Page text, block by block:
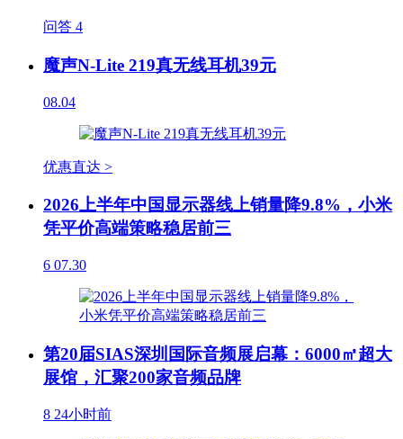
问答 4
魔声N-Lite 219真无线耳机39元
08.04
优惠直达 >
2026上半年中国显示器线上销量降9.8%，小米
凭平价高端策略稳居前三
6 07.30
第20届SIAS深圳国际音频展启幕：6000㎡超大
展馆，汇聚200家音频品牌
8 24小时前